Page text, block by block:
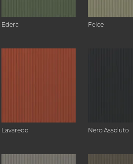
Edera Felce
Lavaredo Nero Assoluto